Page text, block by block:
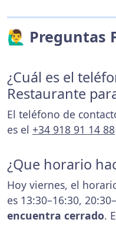
🙋‍♂️ Preguntas
¿Cuál es el
Restaurante
El teléfono de
es el +34 918 91 14 88
¿Que horario
Hoy viernes, el
es 13:30–16:30,
encuentra cerrado.